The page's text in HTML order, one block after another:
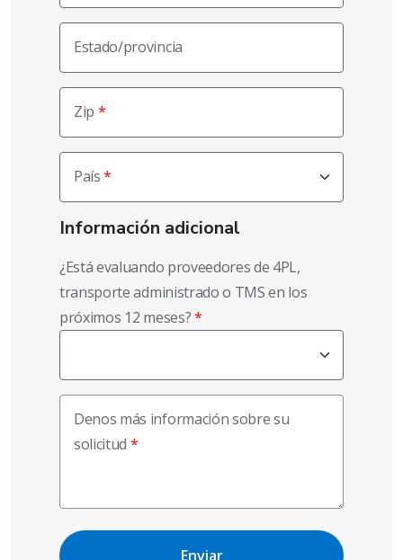
Estado/provincia
Zip
País
Información adicional
¿Está evaluando proveedores de 4PL,
transporte administrado o TMS en los
próximos 12 meses?
Denos más información sobre su
solicitud